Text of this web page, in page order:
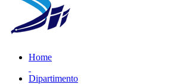
Home
Dipartimento